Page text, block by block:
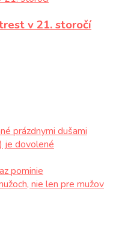
v 21. storočí
prázdnymi dušami
je dovolené
pominie
nie len pre mužov